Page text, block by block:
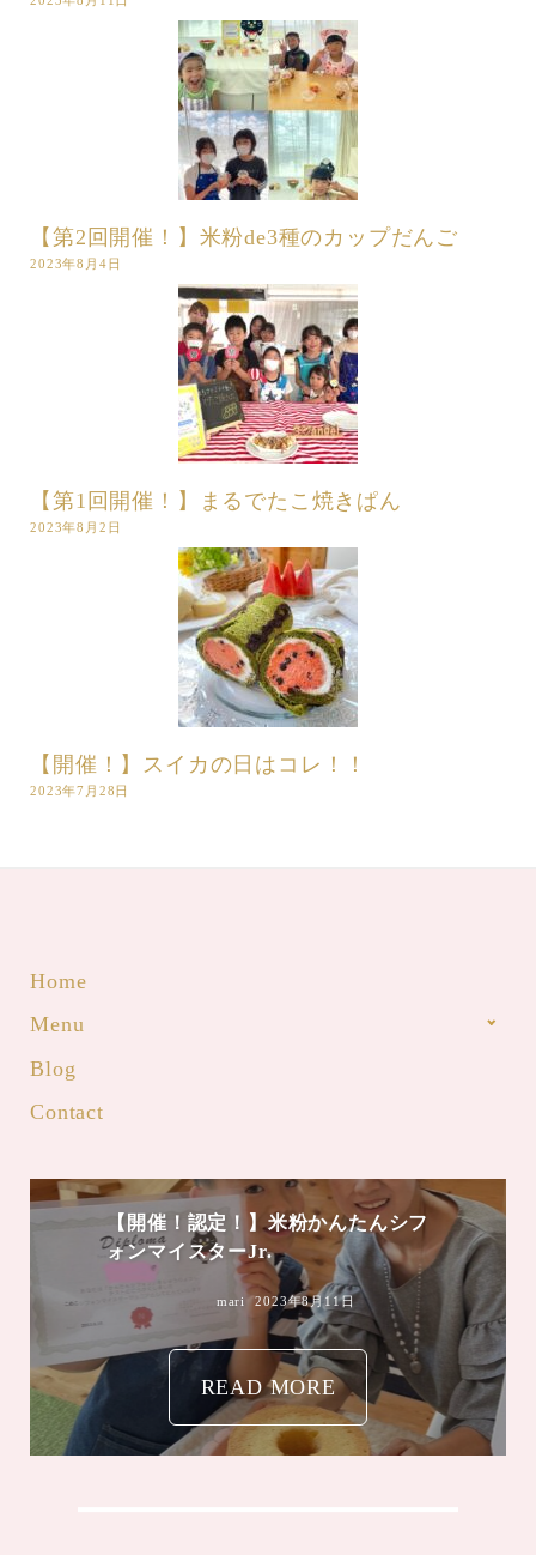
【第2回開催！】米粉de3種のカップだんご
2023年8月4日
【第1回開催！】まるでたこ焼きぱん
2023年8月2日
【開催！】スイカの日はコレ！！
2023年7月28日
Home
Menu
Blog
Contact
【開催！認定！】米粉かんたんシフ
ォンマイスターJr.
mari 2023年8月11日
READ MORE